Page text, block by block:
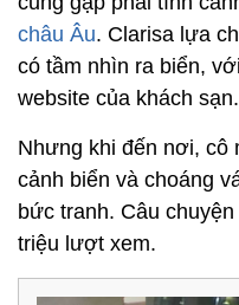
châu Âu. Clarisa lựa
có tầm nhìn ra biển,
website của khách sạn.
Nhưng khi đến nơi,
cảnh biển và choáng
bức tranh. Câu
triệu lượt xem.